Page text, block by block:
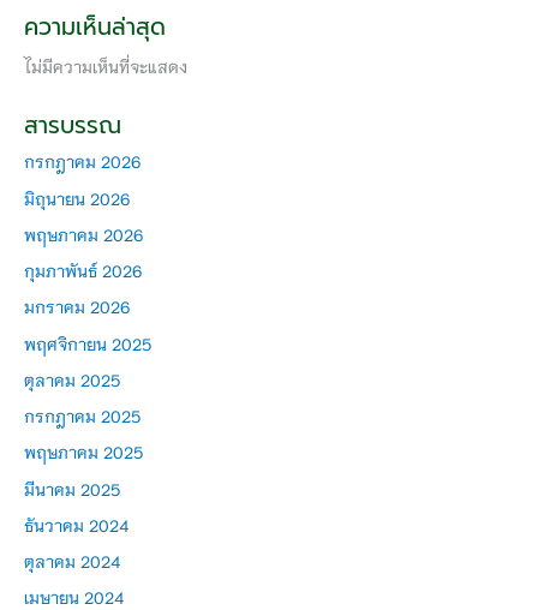
ความเห็นล่าสุด
ไม่มีความเห็นที่จะแสดง
สารบรรณ
กรกฎาคม 2026
มิถุนายน 2026
พฤษภาคม 2026
กุมภาพันธ์ 2026
มกราคม 2026
พฤศจิกายน 2025
ตุลาคม 2025
กรกฎาคม 2025
พฤษภาคม 2025
มีนาคม 2025
ธันวาคม 2024
ตุลาคม 2024
เมษายน 2024